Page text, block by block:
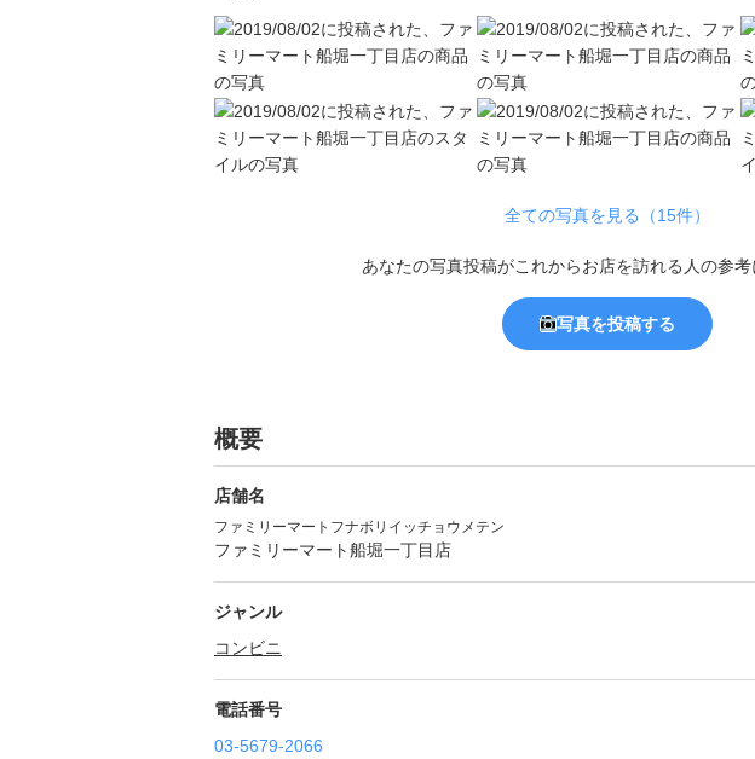
全ての写真を見る（15件）
あなたの写真投稿がこれからお店を訪れる人の参考
写真を投稿する
概要
店舗名
ファミリーマートフナボリイッチョウメテン
ファミリーマート船堀一丁目店
ジャンル
コンビニ
電話番号
03-5679-2066